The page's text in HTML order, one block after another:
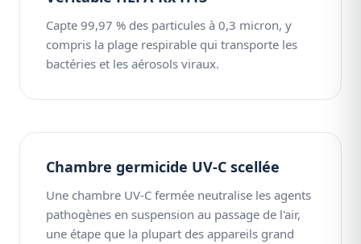
Capte 99,97 % des particules à 0,3 micron, y
compris la plage respirable qui transporte les
bactéries et les aérosols viraux.
Chambre germicide UV-C scellée
Une chambre UV-C fermée neutralise les agents
pathogènes en suspension au passage de l'air,
une étape que la plupart des appareils grand